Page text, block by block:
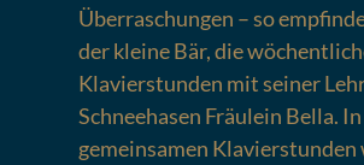
Überraschungen – so
der kleine Bär, die
Klavierstunden mit seiner
Schneehasen Fräulein Bella.
gemeinsamen